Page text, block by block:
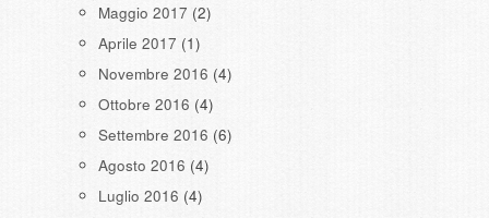
Maggio 2017 (2)
Aprile 2017 (1)
Novembre 2016 (4)
Ottobre 2016 (4)
Settembre 2016 (6)
Agosto 2016 (4)
Luglio 2016 (4)